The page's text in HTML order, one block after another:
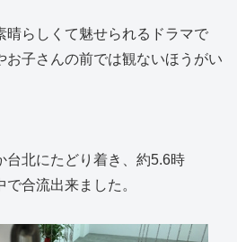
晴らしくて魅せられるドラマで
お子さんの前では観ないほうがい
台北にたどり着き、約5.6時
合流出来ました。